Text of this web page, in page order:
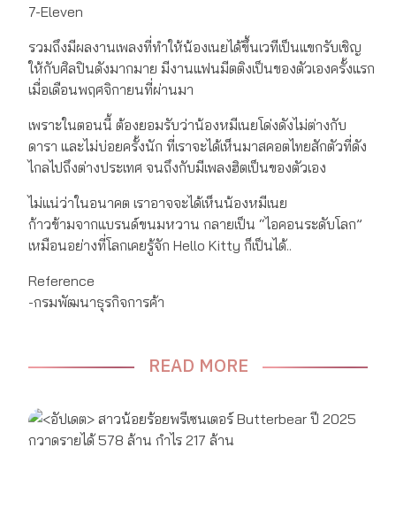
7-Eleven
รวมถึงมีผลงานเพลงที่ทำให้น้องเนยได้ขึ้นเวทีเป็นแขกรับเชิญ
ให้กับศิลปินดังมากมาย มีงานแฟนมีตติงเป็นของตัวเองครั้งแรก
เมื่อเดือนพฤศจิกายนที่ผ่านมา
เพราะในตอนนี้ ต้องยอมรับว่าน้องหมีเนยโด่งดังไม่ต่างกับ
ดารา และไม่บ่อยครั้งนัก ที่เราจะได้เห็นมาสคอตไทยสักตัวที่ดัง
ไกลไปถึงต่างประเทศ จนถึงกับมีเพลงฮิตเป็นของตัวเอง
ไม่แน่ว่าในอนาคต เราอาจจะได้เห็นน้องหมีเนย
ก้าวข้ามจากแบรนด์ขนมหวาน กลายเป็น “ไอคอนระดับโลก”
เหมือนอย่างที่โลกเคยรู้จัก Hello Kitty ก็เป็นได้..
Reference
-กรมพัฒนาธุรกิจการค้า
READ MORE